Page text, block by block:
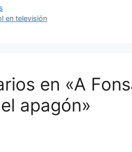
en televisión
en «A
apagón»